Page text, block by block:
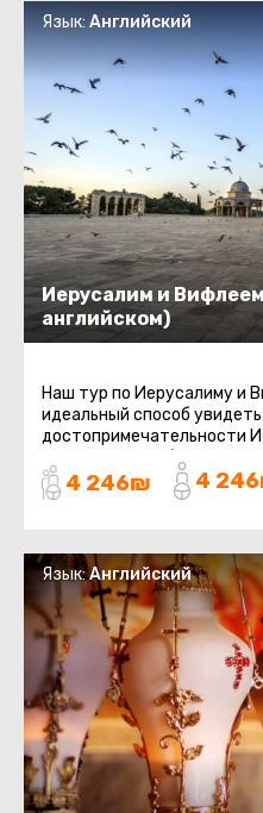
Иерусалим и
английском)
Язык:Английский
Наш тур по Иерусалиму и
идеальный способ
достопримечательности
4 246₪ 4
Язык:Английский